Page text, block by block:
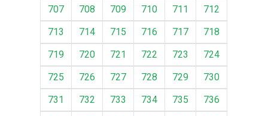
707
708 709 710 711
712
713
714 715 716 717
718
719
720 721 722 723
724
725
726 727 728 729
730
731
732 733 734 735
736